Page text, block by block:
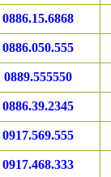
0886.15.6868
0886.050.555
0889.555550
0886.39.2345
0917.569.555
0917.468.333